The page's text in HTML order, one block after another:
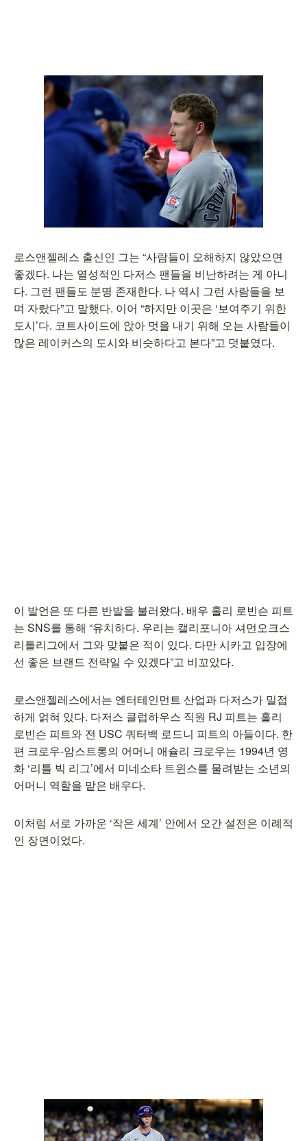
로스앤젤레스 출신인 그는 “사람들이 오해하지 않았으면
좋겠다. 나는 열성적인 다저스 팬들을 비난하려는 게 아니
다. 그런 팬들도 분명 존재한다. 나 역시 그런 사람들을 보
며 자랐다”고 말했다. 이어 “하지만 이곳은 ‘보여주기 위한
도시’다. 코트사이드에 앉아 멋을 내기 위해 오는 사람들이
많은 레이커스의 도시와 비슷하다고 본다”고 덧붙였다.
이 발언은 또 다른 반발을 불러왔다. 배우 홀리 로빈슨 피트
는 SNS를 통해 “유치하다. 우리는 캘리포니아 셔먼오크스
리틀리그에서 그와 맞붙은 적이 있다. 다만 시카고 입장에
선 좋은 브랜드 전략일 수 있겠다”고 비꼬았다.
로스앤젤레스에서는 엔터테인먼트 산업과 다저스가 밀접
하게 얽혀 있다. 다저스 클럽하우스 직원 RJ 피트는 홀리
로빈슨 피트와 전 USC 쿼터백 로드니 피트의 아들이다. 한
편 크로우-암스트롱의 어머니 애슐리 크로우는 1994년 영
화 ‘리틀 빅 리그’에서 미네소타 트윈스를 물려받는 소년의
어머니 역할을 맡은 배우다.
이처럼 서로 가까운 ‘작은 세계’ 안에서 오간 설전은 이례적
인 장면이었다.